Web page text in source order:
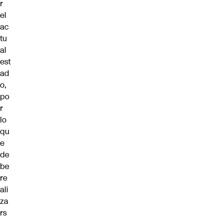
r
el
ac
tu
al
est
ad
o,
po
r
lo
qu
e
de
be
re
ali
za
rs